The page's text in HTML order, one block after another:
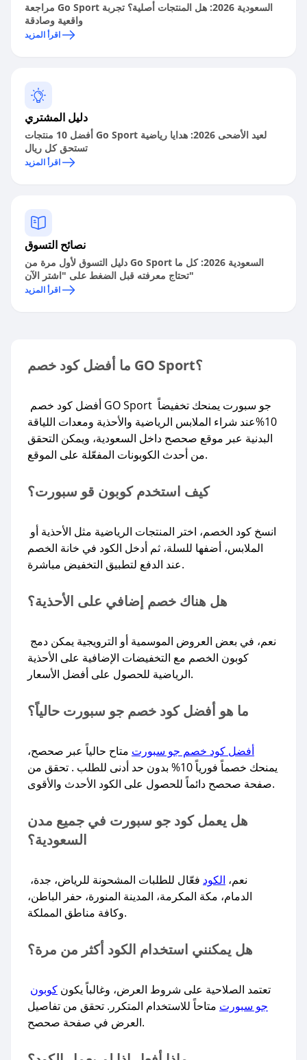
مراجعة Go Sport السعودية 2026: هل المنتجات أصلية؟ تجربة
واقعية وصادقة
اقرأ المزيد
دليل المشتري
أفضل 10 منتجات Go Sport لعيد الأضحى 2026: هدايا رياضية
تستحق كل ريال
اقرأ المزيد
نصائح التسوق
دليل التسوق لأول مرة من Go Sport السعودية 2026: كل ما
تحتاج معرفته قبل الضغط على "اشتر الآن"
اقرأ المزيد
ما أفضل كود خصم GO Sport؟
10%عند شراء الملابس الرياضية والأحذية ومعدات اللياقة
البدنية عبر موقع صحصح داخل السعودية، ويمكن التحقق
من أحدث الكوبونات المفعّلة على الموقع.
كيف استخدم كوبون قو سبورت؟
الملابس، أضفها للسلة، ثم أدخل الكود في خانة الخصم
عند الدفع لتطبيق التخفيض مباشرة.
هل هناك خصم إضافي على الأحذية؟
كوبون الخصم مع التخفيضات الإضافية على الأحذية
الرياضية للحصول على أفضل الأسعار.
ما هو أفضل كود خصم جو سبورت حالياً؟
أفضل كود خصم جو سبورت متاح حالياً عبر صحصح،
يمنحك خصماً فورياً 10% بدون حد أدنى للطلب . تحقق من
صفحة صحصح دائماً للحصول على الكود الأحدث والأقوى.
هل يعمل كود جو سبورت في جميع مدن
السعودية؟
نعم، الكود فعّال للطلبات المشحونة للرياض، جدة،
الدمام، مكة المكرمة، المدينة المنورة، حفر الباطن،
وكافة مناطق المملكة.
هل يمكنني استخدام الكود أكثر من مرة؟
تعتمد الصلاحية على شروط العرض، وغالباً يكون كوبون
جو سبورت متاحاً للاستخدام المتكرر. تحقق من تفاصيل
العرض في صفحة صحصح.